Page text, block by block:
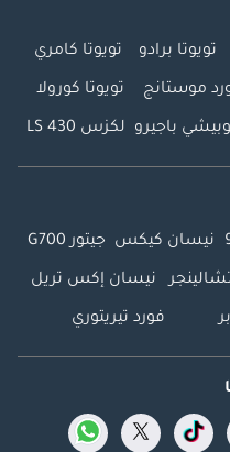
تويوتا برادو تويوتا كامري
موستانج تويوتا كورولا
باجيرو لكزس LS 430
نيسان كيكس جيتور G700
نيسان إكس تريل
فورد تيريتوري